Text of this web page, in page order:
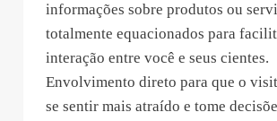
informações sobre produtos ou
totalmente equacionados para
interação entre você e seus cientes.
Envolvimento direto para que o
se sentir mais atraído e tome